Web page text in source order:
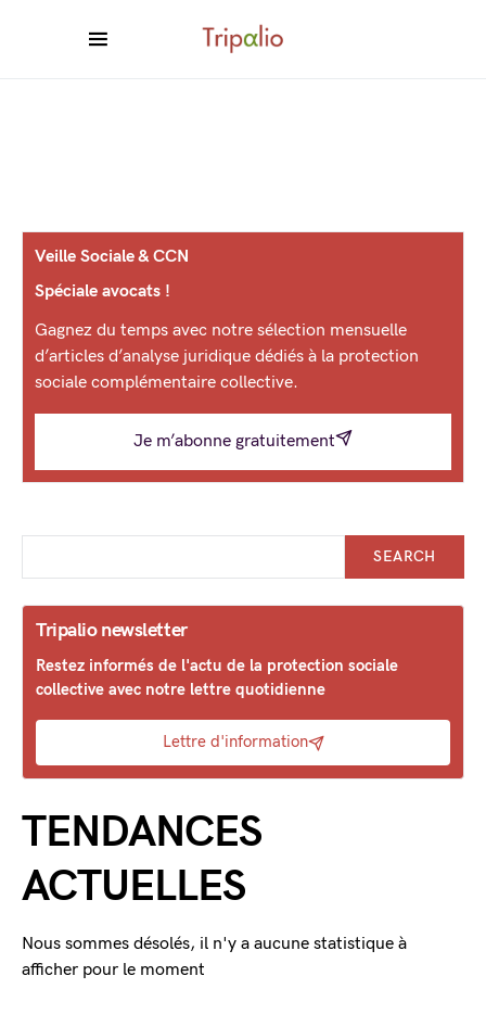
Veille Sociale & CCN
Spéciale avocats !
Gagnez du temps avec notre sélection mensuelle
d’articles d’analyse juridique dédiés à la protection
sociale complémentaire collective.
Je m’abonne gratuitement
SEARCH
Tripalio newsletter
Restez informés de l'actu de la protection sociale
collective avec notre lettre quotidienne
Lettre d'information
TENDANCES
ACTUELLES
Nous sommes désolés, il n'y a aucune statistique à
afficher pour le moment